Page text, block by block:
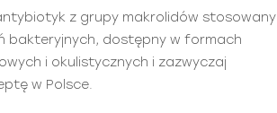
z grupy makrolidów stosowany
bakteryjnych, dostępny w formach
i okulistycznych i zazwyczaj
w Polsce.